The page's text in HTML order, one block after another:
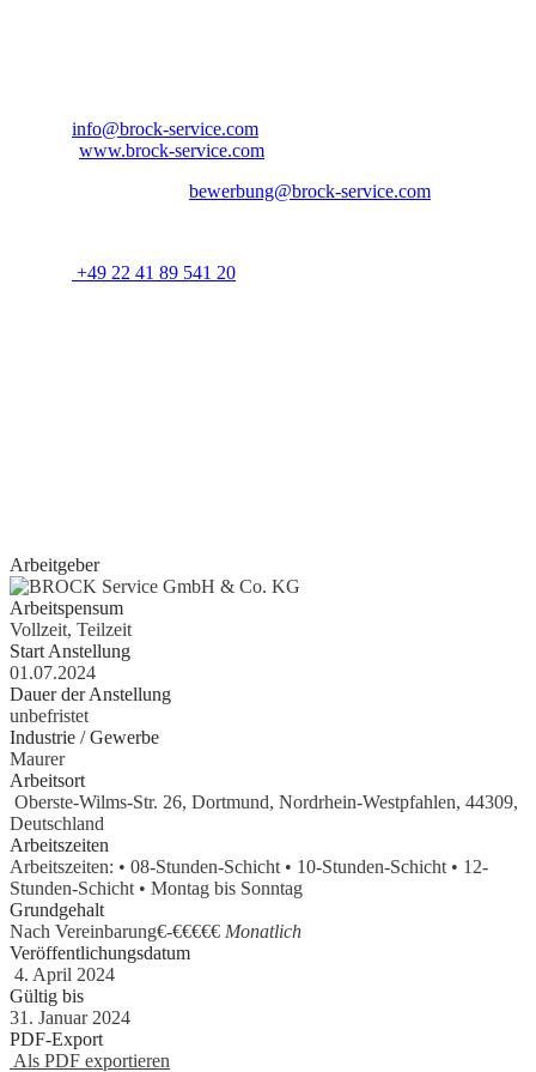
info@brock-service.com
www.brock-service.com
bewerbung@brock-service.com
+49 22 41 89 541 20
Arbeitgeber
Arbeitspensum
Vollzeit, Teilzeit
Start Anstellung
01.07.2024
Dauer der Anstellung
unbefristet
Industrie / Gewerbe
Maurer
Arbeitsort
Oberste-Wilms-Str. 26, Dortmund, Nordrhein-Westpfahlen, 44309,
Deutschland
Arbeitszeiten
Arbeitszeiten: • 08-Stunden-Schicht • 10-Stunden-Schicht • 12-
Stunden-Schicht • Montag bis Sonntag
Grundgehalt
Nach Vereinbarung€-€€€€€ Monatlich
Veröffentlichungsdatum
4. April 2024
Gültig bis
31. Januar 2024
PDF-Export
Als PDF exportieren